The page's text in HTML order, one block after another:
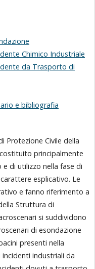
Chimico Industriale
da Trasporto di
e bibliografia
Protezione Civile della
principalmente
di utilizzo nella fase di
esplicativo. Le
e fanno riferimento a
Struttura di
si suddividono
di esondazione
presenti nella
industriali da